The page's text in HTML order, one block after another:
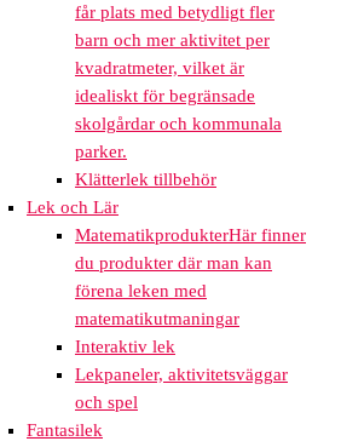
får plats med betydligt fler
barn och mer aktivitet per
kvadratmeter, vilket är
idealiskt för begränsade
skolgårdar och kommunala
parker.
Klätterlek tillbehör
Lek och Lär
MatematikprodukterHär finner
du produkter där man kan
förena leken med
matematikutmaningar
Interaktiv lek
Lekpaneler, aktivitetsväggar
och spel
Fantasilek